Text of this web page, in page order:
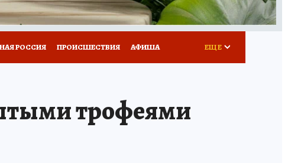
РОССИЯ ПРОИСШЕСТВИЯ АФИША ЕЩЕ
трофеями